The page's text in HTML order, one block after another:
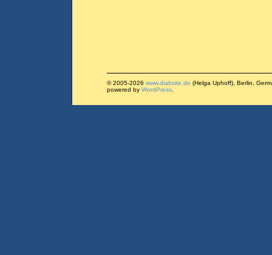
© 2005-2026 www.diabsite.de (Helga Uphoff), Berlin,
powered by WordPress.